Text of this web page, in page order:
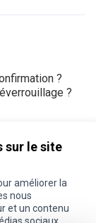
sur le site
améliorer la
nous
et un contenu
?
?